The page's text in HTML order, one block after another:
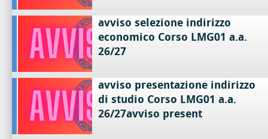
avviso selezione indirizzo
economico Corso LMG01 a.a.
26/27
avviso presentazione indirizzo
di studio Corso LMG01 a.a.
26/27avviso present